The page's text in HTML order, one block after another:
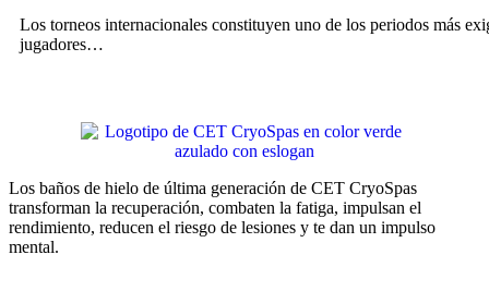
Los torneos internacionales constituyen uno de los periodos más
jugadores…
Los baños de hielo de última generación de CET CryoSpas
transforman la recuperación, combaten la fatiga, impulsan el
rendimiento, reducen el riesgo de lesiones y te dan un impulso
mental.